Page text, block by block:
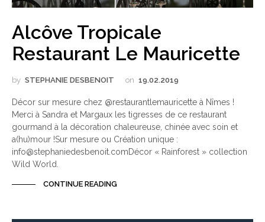
Alcôve Tropicale
Restaurant Le Mauricette
by STEPHANIE DESBENOIT on 19.02.2019
Décor sur mesure chez @restaurantlemauricette à Nîmes !
Merci à Sandra et Margaux les tigresses de ce restaurant
gourmand à la décoration chaleureuse, chinée avec soin et
a(hu)mour !Sur mesure ou Création unique :
info@stephaniedesbenoit.comDécor « Rainforest » collection
Wild World.
CONTINUE READING